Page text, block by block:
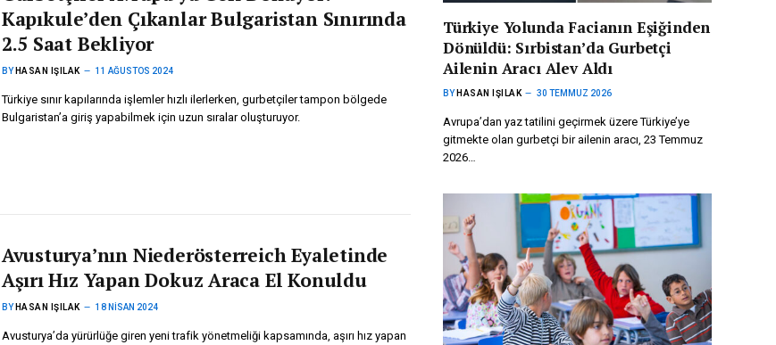
Kapıkule’den Çıkanlar Bulgaristan Sınırında
2.5 Saat Bekliyor
BY HASAN IŞILAK 11 AĞUSTOS 2024
Türkiye sınır kapılarında işlemler hızlı ilerlerken, gurbetçiler tampon bölgede
Bulgaristan’a giriş yapabilmek için uzun sıralar oluşturuyor.
Avusturya’nın Niederösterreich Eyaletinde
Aşırı Hız Yapan Dokuz Araca El Konuldu
BY HASAN IŞILAK 18 NISAN 2024
Avusturya’da yürürlüğe giren yeni trafik yönetmeliği kapsamında, aşırı hız yapan
Türkiye Yolunda Facianın Eşiğinden
Dönüldü: Sırbistan’da Gurbetçi
Ailenin Aracı Alev Aldı
BY HASAN IŞILAK 30 TEMMUZ 2026
Avrupa’dan yaz tatilini geçirmek üzere Türkiye’ye
gitmekte olan gurbetçi bir ailenin aracı, 23 Temmuz
2026…